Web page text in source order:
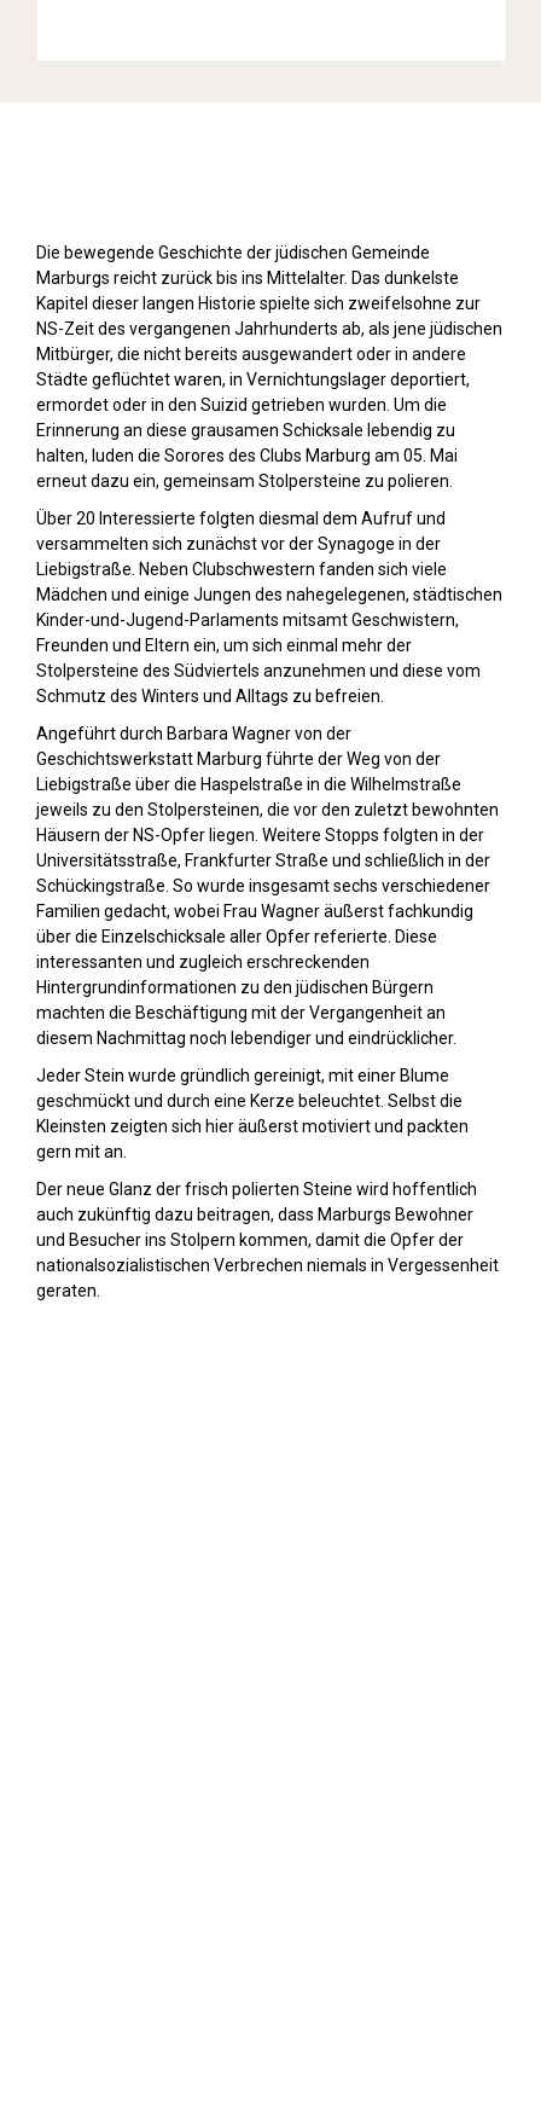
Die bewegende Geschichte der jüdischen Gemeinde
Marburgs reicht zurück bis ins Mittelalter. Das dunkelste
Kapitel dieser langen Historie spielte sich zweifelsohne zur
NS-Zeit des vergangenen Jahrhunderts ab, als jene jüdischen
Mitbürger, die nicht bereits ausgewandert oder in andere
Städte geflüchtet waren, in Vernichtungslager deportiert,
ermordet oder in den Suizid getrieben wurden. Um die
Erinnerung an diese grausamen Schicksale lebendig zu
halten, luden die Sorores des Clubs Marburg am 05. Mai
erneut dazu ein, gemeinsam Stolpersteine zu polieren.
Über 20 Interessierte folgten diesmal dem Aufruf und
versammelten sich zunächst vor der Synagoge in der
Liebigstraße. Neben Clubschwestern fanden sich viele
Mädchen und einige Jungen des nahegelegenen, städtischen
Kinder-und-Jugend-Parlaments mitsamt Geschwistern,
Freunden und Eltern ein, um sich einmal mehr der
Stolpersteine des Südviertels anzunehmen und diese vom
Schmutz des Winters und Alltags zu befreien.
Angeführt durch Barbara Wagner von der
Geschichtswerkstatt Marburg führte der Weg von der
Liebigstraße über die Haspelstraße in die Wilhelmstraße
jeweils zu den Stolpersteinen, die vor den zuletzt bewohnten
Häusern der NS-Opfer liegen. Weitere Stopps folgten in der
Universitätsstraße, Frankfurter Straße und schließlich in der
Schückingstraße. So wurde insgesamt sechs verschiedener
Familien gedacht, wobei Frau Wagner äußerst fachkundig
über die Einzelschicksale aller Opfer referierte. Diese
interessanten und zugleich erschreckenden
Hintergrundinformationen zu den jüdischen Bürgern
machten die Beschäftigung mit der Vergangenheit an
diesem Nachmittag noch lebendiger und eindrücklicher.
Jeder Stein wurde gründlich gereinigt, mit einer Blume
geschmückt und durch eine Kerze beleuchtet. Selbst die
Kleinsten zeigten sich hier äußerst motiviert und packten
gern mit an.
Der neue Glanz der frisch polierten Steine wird hoffentlich
auch zukünftig dazu beitragen, dass Marburgs Bewohner
und Besucher ins Stolpern kommen, damit die Opfer der
nationalsozialistischen Verbrechen niemals in Vergessenheit
geraten.